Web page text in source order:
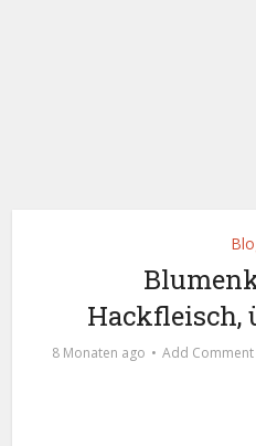
Hackfleisch,
8 Monaten ago Add Comment